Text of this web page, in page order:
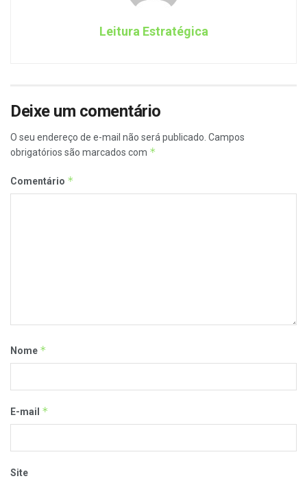
Leitura Estratégica
Deixe um comentário
O seu endereço de e-mail não será publicado. Campos
obrigatórios são marcados com *
Comentário *
Nome *
E-mail *
Site